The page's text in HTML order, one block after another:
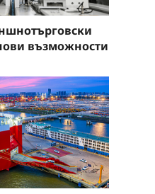
възможности